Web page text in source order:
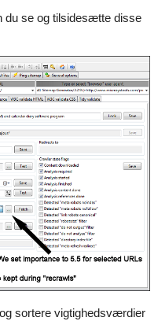
du se og tilsidesætte disse
sortere vigtighedsværdier